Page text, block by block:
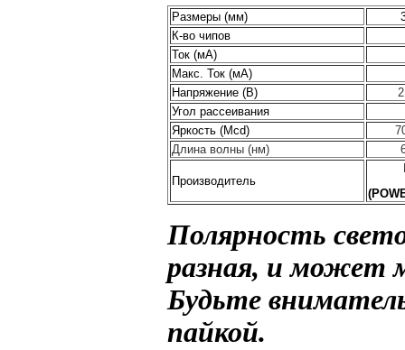
Размеры (мм)
К-во чипов
Ток (мА)
Макс. Ток (мА)
Напряжение (В)
Угол рассеивания
Яркость (Mcd)
Длина волны (нм)
Производитель
Полярность
разная, и может
Будьте
пайкой.